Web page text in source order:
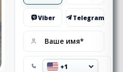
Viber Telegram